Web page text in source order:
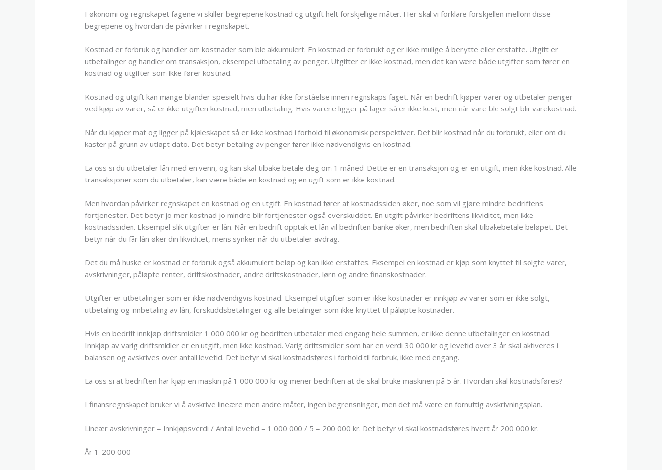
I økonomi og regnskapet fagene vi skiller begrepene kostnad og utgift helt forskjellige måter. Her skal vi forklare forskjellen mellom disse
begrepene og hvordan de påvirker i regnskapet.
Kostnad er forbruk og handler om kostnader som ble akkumulert. En kostnad er forbrukt og er ikke mulige å benytte eller erstatte. Utgift er
utbetalinger og handler om transaksjon, eksempel utbetaling av penger. Utgifter er ikke kostnad, men det kan være både utgifter som fører en
kostnad og utgifter som ikke fører kostnad.
Kostnad og utgift kan mange blander spesielt hvis du har ikke forståelse innen regnskaps faget. Når en bedrift kjøper varer og utbetaler penger
ved kjøp av varer, så er ikke utgiften kostnad, men utbetaling. Hvis varene ligger på lager så er ikke kost, men når vare ble solgt blir varekostnad.
Når du kjøper mat og ligger på kjøleskapet så er ikke kostnad i forhold til økonomisk perspektiver. Det blir kostnad når du forbrukt, eller om du
kaster på grunn av utløpt dato. Det betyr betaling av penger fører ikke nødvendigvis en kostnad.
La oss si du utbetaler lån med en venn, og kan skal tilbake betale deg om 1 måned. Dette er en transaksjon og er en utgift, men ikke kostnad. Alle
transaksjoner som du utbetaler, kan være både en kostnad og en ugift som er ikke kostnad.
Men hvordan påvirker regnskapet en kostnad og en utgift. En kostnad fører at kostnadssiden øker, noe som vil gjøre mindre bedriftens
fortjenester. Det betyr jo mer kostnad jo mindre blir fortjenester også overskuddet. En utgift påvirker bedriftens likviditet, men ikke
kostnadssiden. Eksempel slik utgifter er lån. Når en bedrift opptak et lån vil bedriften banke øker, men bedriften skal tilbakebetale beløpet. Det
betyr når du får lån øker din likviditet, mens synker når du utbetaler avdrag.
Det du må huske er kostnad er forbruk også akkumulert beløp og kan ikke erstattes. Eksempel en kostnad er kjøp som knyttet til solgte varer,
avskrivninger, påløpte renter, driftskostnader, andre driftskostnader, lønn og andre finanskostnader.
Utgifter er utbetalinger som er ikke nødvendigvis kostnad. Eksempel utgifter som er ikke kostnader er innkjøp av varer som er ikke solgt,
utbetaling og innbetaling av lån, forskuddsbetalinger og alle betalinger som ikke knyttet til påløpte kostnader.
Hvis en bedrift innkjøp driftsmidler 1 000 000 kr og bedriften utbetaler med engang hele summen, er ikke denne utbetalinger en kostnad.
Innkjøp av varig driftsmidler er en utgift, men ikke kostnad. Varig driftsmidler som har en verdi 30 000 kr og levetid over 3 år skal aktiveres i
balansen og avskrives over antall levetid. Det betyr vi skal kostnadsføres i forhold til forbruk, ikke med engang.
La oss si at bedriften har kjøp en maskin på 1 000 000 kr og mener bedriften at de skal bruke maskinen på 5 år. Hvordan skal kostnadsføres?
I finansregnskapet bruker vi å avskrive lineære men andre måter, ingen begrensninger, men det må være en fornuftig avskrivningsplan.
Lineær avskrivninger = Innkjøpsverdi / Antall levetid = 1 000 000 / 5 = 200 000 kr. Det betyr vi skal kostnadsføres hvert år 200 000 kr.
År 1: 200 000